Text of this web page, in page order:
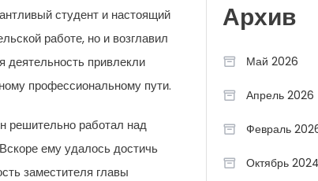
студент и настоящий
работе, но и возглавил
деятельность привлекли
профессиональному пути.
решительно работал над
ему удалось достичь
заместителя главы
Архив
Май 2026
Апрель 2026
Февраль
Октябрь 2024